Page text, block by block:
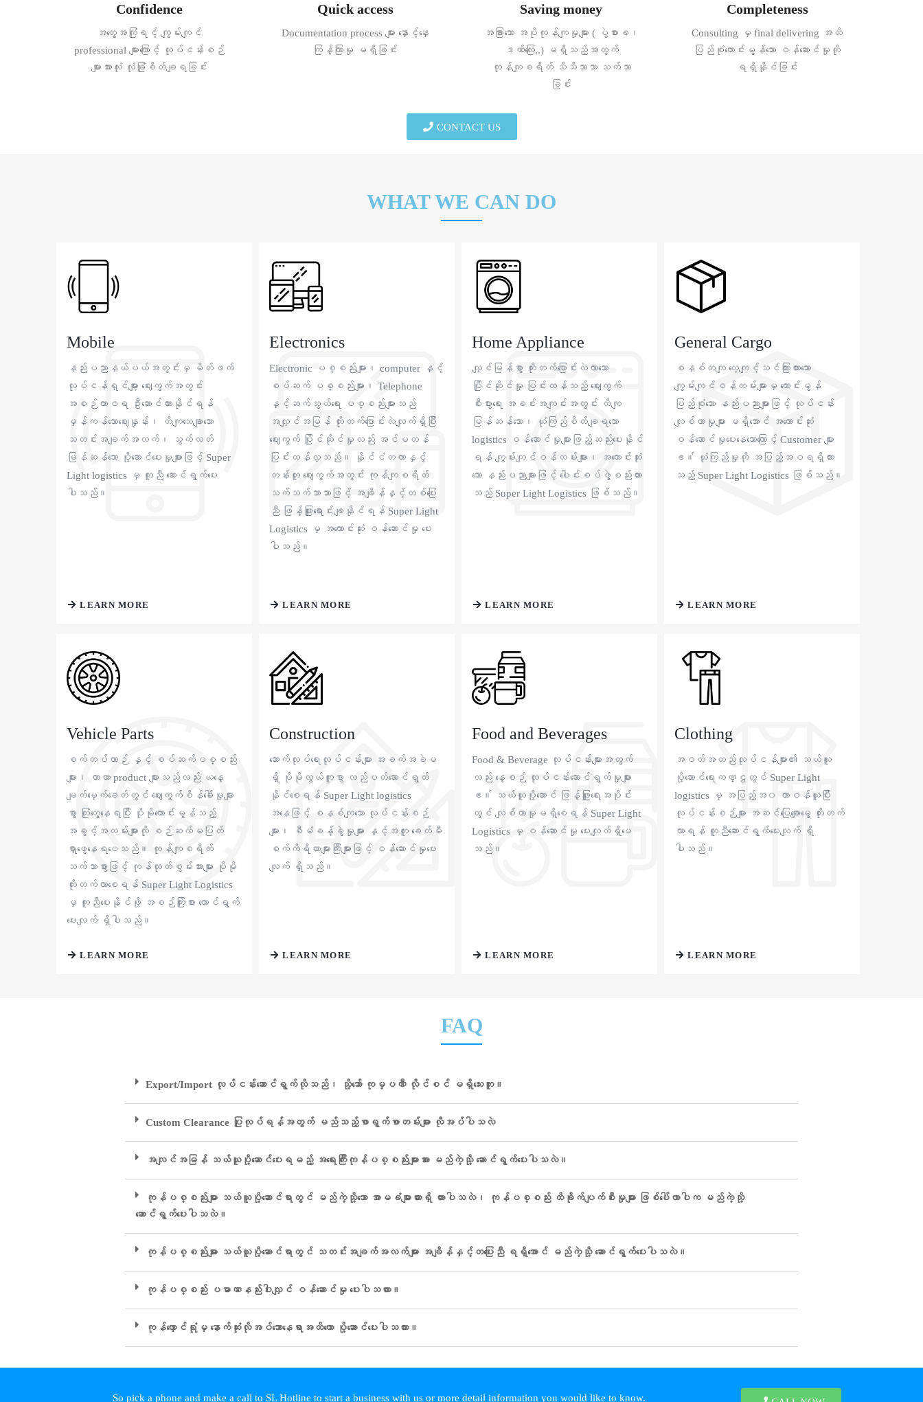
Confidence
အတွေ့အကြုံရင့် ကျွမ်းကျင်
professional များကြောင့် လုပ်ငန်းစဉ်
များအားလုံး လုံခြုံစိတ်ချရခြင်း
Quick access
Documentation process များ နှောင့်နှေး
ကြန့်ကြာမှု မရှိခြင်း
Saving money
အခြားသော အပိုကုန်ကျမှုများ ( ပွဲစားခ၊
ဒဏ်ကြေး..) မရှိသည့်အတွက်
ကုန်ကျစရိတ် သိသိသာသာ သက်သာ
ခြင်း
Completeness
Consulting မှ final delivering အထိ
ပြည်စုံကောင်းမွန်သော ဝန်ဆောင်မှုကို
ရရှိနိုင်ခြင်း
CONTACT US
WHAT WE CAN DO
Mobile
နည်းပညာနယ်ပယ်အတွင်းမှ မိတ်ဖက်
လုပ်ငန်ရှင်များ့ ဈေးကွက်အတွင်း
အစဉ်ထာဝရ ဦးဆောင်ထားနိုင်ရန်
မှန်ကန်သောဈေးနှုန်း၊ တိကျသေချာသော
သတင်းအချက်အလက်၊ သွက်လတ်
မြန်ဆန်သော ပို့ဆောင်ပေးမှုများဖြင့် Super
Light logistics မှ ကူညီ ဆောင်ရွက်ပေး
ပါသည်။
LEARN MORE
Electronics
Electronic ပစ္စည်းများ၊ computer နှင့်
စပ်ဆက် ပစ္စည်းများ၊ Telephone
နှင့်ဆက်သွယ်ရေး ပစ္စည်းများသည်
အလျှင်အမြန် တိုးတက်ပြောင်းလဲလျက်ရှိပြီး
ဈေးကွက် ပြိုင်ဆိုင်မှုလည်း အင်မတန်
ပြင်းထန်လှသည်။ နိုင်ငံတကာနှင့်
တန်းတူ ဈေးကွက်အတွင်း ကုန်ကျစရိတ်
သက်သက်သာသာဖြင့် အချိန်နှင့်တစ်ပြေး
ညီ ဖြန့်ဖြူးရောင်းချနိုင်ရန် Super Light
Logistics မှ အကောင်းဆုံး ဝန်ဆောင်မှု ပေး
ပါသည်။
LEARN MORE
Home Appliance
လျှင်မြန်စွာ တိုးတက်ပြောင်းလဲလာသော
ပြိုင်ဆိုင်မှု ပြင်းထန်သည့် ဈေးကွက်
စီးပွားရေး အခင်းအကျင်းအတွင်း တိကျ
မြန်ဆန်သော၊ ယုံကြည်စိတ်ချရသော
logistics ဝန်ဆောင်မှုများဖြည့်ဆည်းပေးနိုင်
ရန် ကျွမ်းကျင်ဝန်ထမ်းများ၊ အကောင်းဆုံး
သော နည်းပညာများဖြင့် ပေါင်းစပ်ဖွဲ့စည်းထား
သည့် Super Light Logistics ဖြစ်သည်။
LEARN MORE
General Cargo
စနစ်တကျ လေ့ကျင့်သင်ကြားထားသော
ကျွမ်းကျင်ဝန်ထမ်းများမှ ကောင်းမွန်
ပြည့်စုံသော နည်းပညာများဖြင့် လုပ်ငန်း
လျစ်ဟာမှုများ မရှိအောင် အကောင်းဆုံး
ဝန်ဆောင်မှုပေးနေသောကြောင့် Customer များ
ဧ။် ယုံကြည်မှုကို အပြည့်အဝရရှိထား
သည့် Super Light Logistics ဖြစ်သည်။
LEARN MORE
Vehicle Parts
စက်တပ်ယာဉ် နှင့် စပ်ဆက်ပစ္စည်း
များ၊ တာယာ product များသည်လည်း ယနေ့
မျက်မှေက်ခေတ်တွင် ဈေးကွက်စိန်ခေါ်မှုများ
စွာ ကြုံတွေ့နေရပြီး ပိုမိုကောင်းမွန်သည့်
အခွင့်အလမ်းများကို စဉ်ဆက်မပြတ်
ရှာဖွေနေရပေသည်။ ကုန်ကျစရိတ်
သက်သာစွာဖြင့် ကုန်ထုတ်စွမ်းအားများ ပိုမို
တိုးတက်လာစေရန် Super Light Logistics
မှ ကူညီပေးနိုင်ဖို့ အစဉ်ကြိုးစား တောင်ရွက်
ပေးလျက် ရှိပါသည်။
LEARN MORE
Construction
ဆောက်လုပ်ရေးလုပ်ငန်းများ အခက်အခဲမ
ရှိ ပိုမိုလွယ်ကူစွာ လည်ပတ်ဆောင်ရွတ်
နိုင်စေရန် Super Light logistics
အနေဖြင့် စနစ်ကျသော လုပ်ငန်းစဉ်
များ၊ စီမံခန့်ခွဲမှုများ နှင့်အတူ ခေတ်မီ
စက်ကိရိယာများကြီးများဖြင့် ဝန်ဆောင်မှုပေး
လျက် ရှိသည်။
LEARN MORE
Food and Beverages
Food & Beverage လုပ်ငန်းများအတွက်
လည်း နေ့စဉ် လုပ်ငန်းဆောင်ရွက်မှုများ
ဧ။် သယ်ယူပို့ဆောင် ဖြန့်ဖြူးရေးအပိုင်း
တွင် လျစ်ဟာမှုမရှိစေရန် Super Light
Logistics မှ ဝန်ဆောင်မှု ပေးလျက်ရှိပေ
သည်။
LEARN MORE
Clothing
အဝတ်အထည်လုပ်ငန်များ၏ သယ်ယူ
ပို့ဆောင်ရေးကဏ္ဌတွင် Super Light
logistics မှ အပြည့်အ၀ တာဝန်ယူပြီး
လုပ်ငန်းစဉ်များ အဆင်ပြေချောမွေ့ တိုးတက်
လာရန် ကူညီဆောင်ရွက်ပေးလျက် ရှိ
ပါသည်။
LEARN MORE
FAQ
Export/Import လုပ်ငန်းဆောင်ရွက်လိုသည်၊ သို့သော် ကုမ္ပဏီ လိုင်စင် မရှိသေးဘူး။
Custom Clearance ပြုလုပ်ရန်အတွက် မည်သည့်စာရွက်စာတမ်းများ လိုအပ်ပါသလဲ
အလျင်အမြန် သယ်ယူပို့ဆောင်ပေးရမည့် အရေးကြီးကုန်ပစ္စည်းများအား မည်ကဲ့သို့ ဆောင်ရွက်ပေးပါသလဲ။
ကုန်ပစ္စည်းများ သယ်ယူပို့ဆောင်ရာတွင် မည်ကဲ့သို့သော အာမခံများထားရှိ ထားပါသလဲ၊ ကုန်ပစ္စည်း ထိခိုက်ပျက်စီးမှုများ ဖြစ်ပေါ်လာပါက မည်ကဲ့သို့
ဆောင်ရွက်ပေးပါသလဲ။
ကုန်ပစ္စည်းများ သယ်ယူပို့ဆောင်ရာတွင် သတင်းအချက်အလက်များ အချိန်နှင့်တပြေးညီ ရရှိအောင် မည်ကဲ့သို့ ဆောင်ရွက်ပေးပါသလဲ။
ကုန်ပစ္စည်း ပမာဏနည်းပါးလျှင် ဝန်ဆောင်မှု ပေးပါသလား။
ကုန်လှောင်ရုံမှ နောက်ဆုံးလိုအပ်သောနေရာအထိကော ပို့ဆောင်ပေးပါသလား။
So pick a phone and make a call to SL Hotline to start a business with us or more detail information you would like to know.